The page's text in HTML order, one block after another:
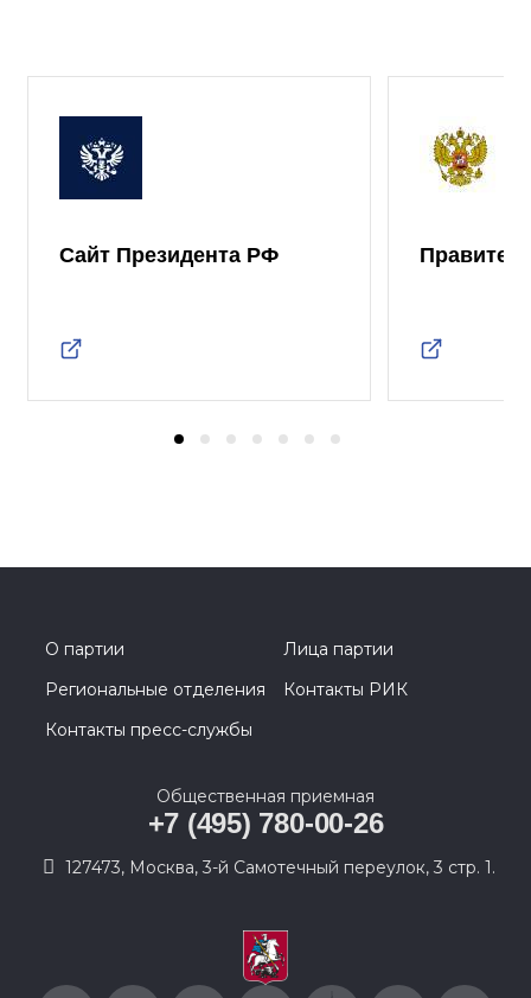
Сайт Президента РФ
О партии
Лица партии
Региональные отделения
Контакты РИК
Контакты пресс-службы
Общественная приемная
+7 (495) 780-00-26
127473, Москва, 3-й Самотечный переулок, 3 стр. 1.